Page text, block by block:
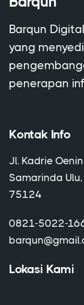
Barqun
yang
penerapan
Kontak Info
Jl. Kadrie
Samarinda
75124
0821-5022-
Lokasi Kami